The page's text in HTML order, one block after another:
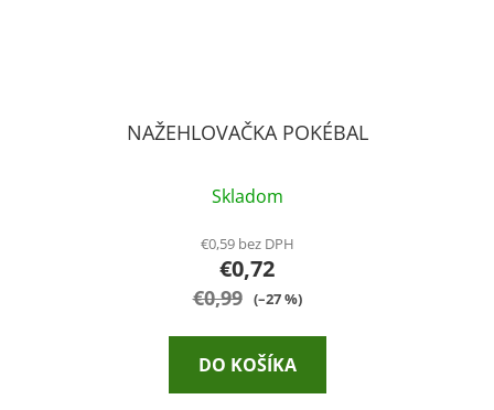
NAŽEHLOVAČKA POKÉBAL
Skladom
€0,59 bez DPH
€0,72
€0,99 (–27 %)
DO KOŠÍKA